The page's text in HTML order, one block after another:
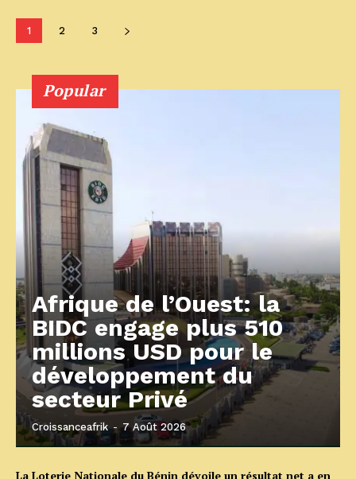
1 2 3
Popular
Afrique de l’Ouest: la
BIDC engage plus 510
millions USD pour le
développement du
secteur Privé
Croissanceafrik - 7 Août 2026
La Loterie Nationale du Bénin dévoile un résultat net a en